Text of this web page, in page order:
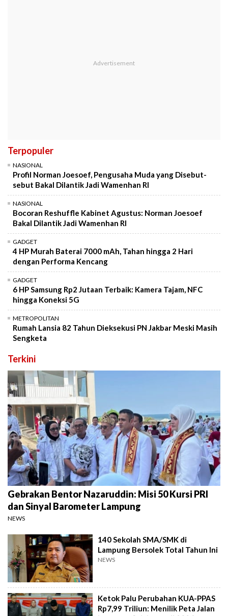
Terpopuler
NASIONAL
Profil Norman Joesoef, Pengusaha Muda yang Disebut-
sebut Bakal Dilantik Jadi Wamenhan RI
NASIONAL
Bocoran Reshuffle Kabinet Agustus: Norman Joesoef
Bakal Dilantik Jadi Wamenhan RI
GADGET
4 HP Murah Baterai 7000 mAh, Tahan hingga 2 Hari
dengan Performa Kencang
GADGET
6 HP Samsung Rp2 Jutaan Terbaik: Kamera Tajam, NFC
hingga Koneksi 5G
METROPOLITAN
Rumah Lansia 82 Tahun Dieksekusi PN Jakbar Meski Masih
Sengketa
Terkini
Gebrakan Bentor Nazaruddin: Misi 50 Kursi PRI
dan Sinyal Barometer Lampung
NEWS
140 Sekolah SMA/SMK di
Lampung Bersolek Total Tahun Ini
NEWS
Ketok Palu Perubahan KUA-PPAS
Rp7,99 Triliun: Menilik Peta Jalan